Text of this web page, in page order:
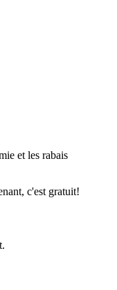
et les rabais
c'est gratuit!